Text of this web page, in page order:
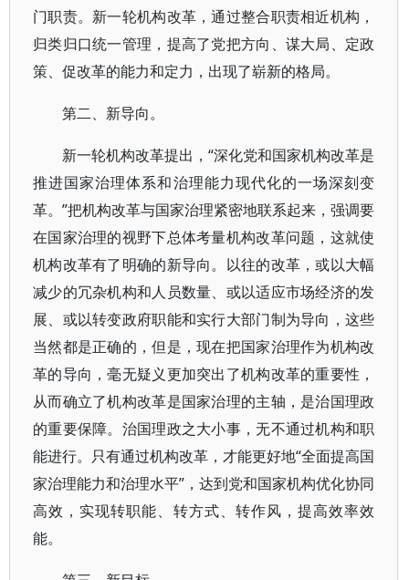
门职责。新一轮机构改革，通过整合职责相近机构，
归类归口统一管理，提高了党把方向、谋大局、定政
策、促改革的能力和定力，出现了崭新的格局。
第二、新导向。
新一轮机构改革提出，“深化党和国家机构改革是
推进国家治理体系和治理能力现代化的一场深刻变
革。”把机构改革与国家治理紧密地联系起来，强调要
在国家治理的视野下总体考量机构改革问题，这就使
机构改革有了明确的新导向。以往的改革，或以大幅
减少的冗杂机构和人员数量、或以适应市场经济的发
展、或以转变政府职能和实行大部门制为导向，这些
当然都是正确的，但是，现在把国家治理作为机构改
革的导向，毫无疑义更加突出了机构改革的重要性，
从而确立了机构改革是国家治理的主轴，是治国理政
的重要保障。治国理政之大小事，无不通过机构和职
能进行。只有通过机构改革，才能更好地“全面提高国
家治理能力和治理水平”，达到党和国家机构优化协同
高效，实现转职能、转方式、转作风，提高效率效
能。